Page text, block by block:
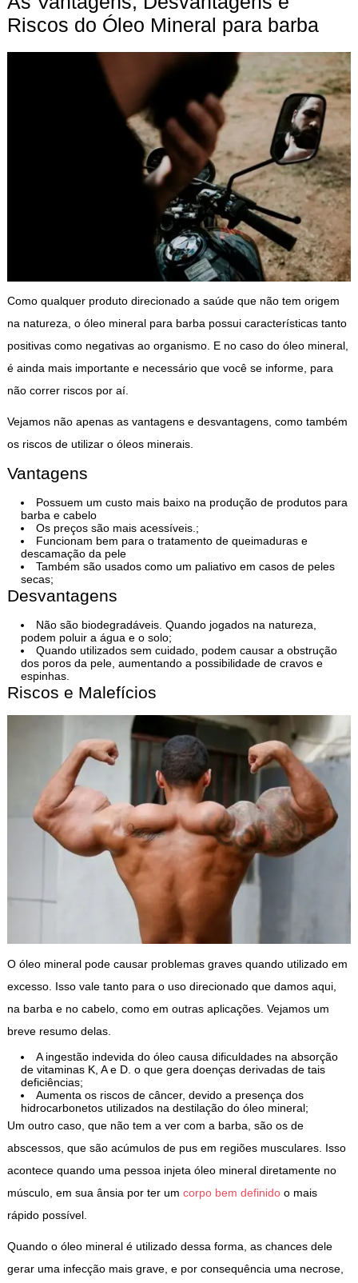
Riscos do Óleo Mineral para barba
Como qualquer produto direcionado a saúde que não tem origem
na natureza, o óleo mineral para barba possui características tanto
positivas como negativas ao organismo. E no caso do óleo mineral,
é ainda mais importante e necessário que você se informe, para
não correr riscos por aí.
Vejamos não apenas as vantagens e desvantagens, como também
os riscos de utilizar o óleos minerais.
Vantagens
Possuem um custo mais baixo na produção de produtos para
barba e cabelo
Os preços são mais acessíveis.;
Funcionam bem para o tratamento de queimaduras e
descamação da pele
Também são usados como um paliativo em casos de peles
secas;
Desvantagens
Não são biodegradáveis. Quando jogados na natureza,
podem poluir a água e o solo;
Quando utilizados sem cuidado, podem causar a obstrução
dos poros da pele, aumentando a possibilidade de cravos e
espinhas.
Riscos e Malefícios
O óleo mineral pode causar problemas graves quando utilizado em
excesso. Isso vale tanto para o uso direcionado que damos aqui,
na barba e no cabelo, como em outras aplicações. Vejamos um
breve resumo delas.
A ingestão indevida do óleo causa dificuldades na absorção
de vitaminas K, A e D. o que gera doenças derivadas de tais
deficiências;
Aumenta os riscos de câncer, devido a presença dos
hidrocarbonetos utilizados na destilação do óleo mineral;
Um outro caso, que não tem a ver com a barba, são os de
abscessos, que são acúmulos de pus em regiões musculares. Isso
acontece quando uma pessoa injeta óleo mineral diretamente no
músculo, em sua ânsia por ter um corpo bem definidoo mais
rápido possível.
Quando o óleo mineral é utilizado dessa forma, as chances dele
gerar uma infecção mais grave, e por consequência uma necrose,